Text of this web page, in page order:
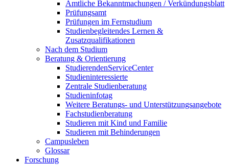
Amtliche Bekanntmachungen / Verkündungsblatt
Prüfungsamt
Prüfungen im Fernstudium
Studienbegleitendes Lernen &
Zusatzqualifikationen
Nach dem Studium
Beratung & Orientierung
StudierendenServiceCenter
Studieninteressierte
Zentrale Studienberatung
Studieninfotag
Weitere Beratungs- und Unterstützungsangebote
Fachstudienberatung
Studieren mit Kind und Familie
Studieren mit Behinderungen
Campusleben
Glossar
Forschung